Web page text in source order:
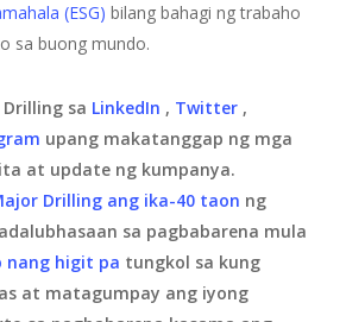
(ESG) bilang bahagi ng trabaho
sa buong mundo.
sa LinkedIn , Twitter ,
upang makatanggap ng mga
at update ng kumpanya.
Drilling ang ika-40 taon ng
sa pagbabarena mula
nang higit pa tungkol sa kung
at matagumpay ang iyong